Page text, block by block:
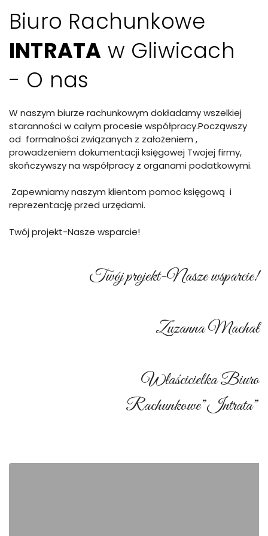
Biuro Rachunkowe
INTRATA w Gliwicach
- O nas
W naszym biurze rachunkowym dokładamy wszelkiej
staranności w całym procesie współpracy.Począwszy
od formalności związanych z założeniem ,
prowadzeniem dokumentacji księgowej Twojej firmy,
skończywszy na współpracy z organami podatkowymi.
Zapewniamy naszym klientom pomoc księgową i
reprezentację przed urzędami.
Twój projekt-Nasze wsparcie!
Twój projekt-Nasze wsparcie!
Zuzanna Machał
Właścicielka Biuro
Rachunkowe”Intrata”